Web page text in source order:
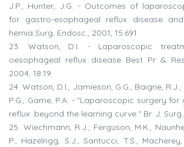
J.P., Hunter, J.G. - Outcomes of
for gastro-esophageal reflux disease
hernia Surg. Endosc., 2001, 15:691.
23. Watson, D.I. - Laparoscopic
oesophageal reflux disease Best Pr &
2004, 18:19.
24. Watson, D.I., Jamieson, G.G., Baigrie,
P.G., Game, P.A. - "Laparoscopic surgery
reflux: beyond the learning curve." Br. J.
25. Wiechmann, R.J., Ferguson, M.K.,
P., Hazelrigg, S.J., Santucci, T.S.,